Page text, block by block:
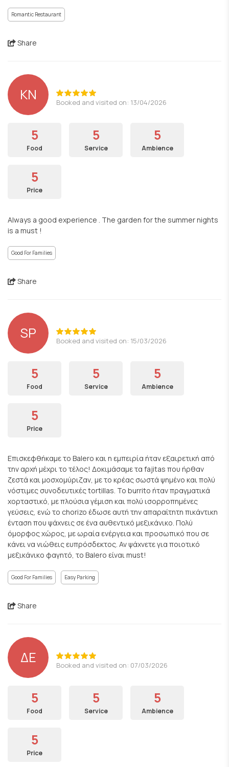
Romantic Restaurant
Share
ΚΝ Booked and visited on: 13/04/2026
5
Food
5
Service
5
Ambience
5
Price
Always a good experience . The garden for the summer nights
is a must !
Good For Families
Share
SP Booked and visited on: 15/03/2026
5
Food
5
Service
5
Ambience
5
Price
Επισκεφθήκαμε το Balero και η εμπειρία ήταν εξαιρετική από
την αρχή μέχρι το τέλος! Δοκιμάσαμε τα fajitas που ήρθαν
ζεστά και μοσχομύριζαν, με το κρέας σωστά ψημένο και πολύ
νόστιμες συνοδευτικές tortillas. Το burrito ήταν πραγματικά
χορταστικό, με πλούσια γέμιση και πολύ ισορροπημένες
γεύσεις, ενώ το chorizo έδωσε αυτή την απαραίτητη πικάντικη
ένταση που ψάχνεις σε ένα αυθεντικό μεξικάνικο. Πολύ
όμορφος χώρος, με ωραία ενέργεια και προσωπικό που σε
κάνει να νιώθεις ευπρόσδεκτος. Αν ψάχνετε για ποιοτικό
μεξικάνικο φαγητό, το Balero είναι must!
Good For Families Easy Parking
Share
ΔΕ Booked and visited on: 07/03/2026
5
Food
5
Service
5
Ambience
5
Price